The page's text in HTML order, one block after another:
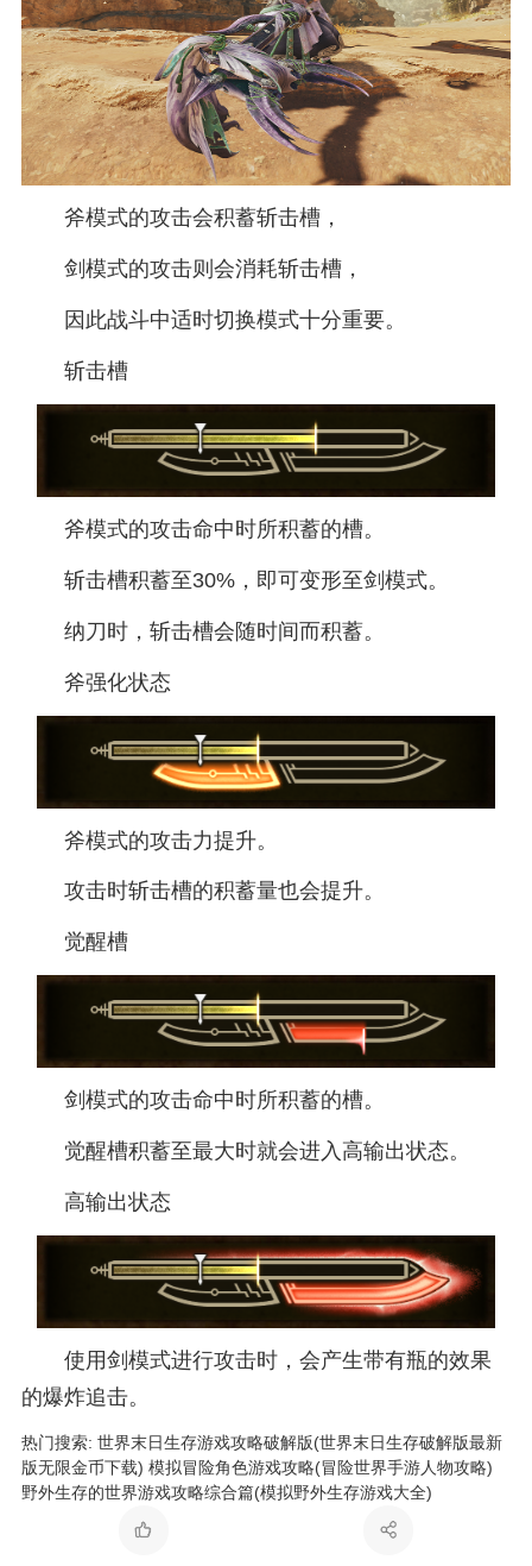
斧模式的攻击会积蓄斩击槽，
剑模式的攻击则会消耗斩击槽，
因此战斗中适时切换模式十分重要。
斩击槽
斧模式的攻击命中时所积蓄的槽。
斩击槽积蓄至30%，即可变形至剑模式。
纳刀时，斩击槽会随时间而积蓄。
斧强化状态
斧模式的攻击力提升。
攻击时斩击槽的积蓄量也会提升。
觉醒槽
剑模式的攻击命中时所积蓄的槽。
觉醒槽积蓄至最大时就会进入高输出状态。
高输出状态
使用剑模式进行攻击时，会产生带有瓶的效果
的爆炸追击。
热门搜索: 世界末日生存游戏攻略破解版(世界末日生存破解版最新
版无限金币下载) 模拟冒险角色游戏攻略(冒险世界手游人物攻略)
野外生存的世界游戏攻略综合篇(模拟野外生存游戏大全)